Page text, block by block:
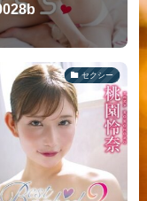
セクシー